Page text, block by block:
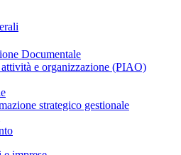
Documentale
e organizzazione (PIAO)
strategico gestionale